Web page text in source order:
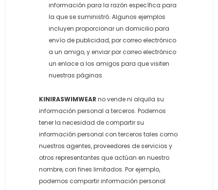
información para la razón específica para
la que se suministró. Algunos ejemplos
incluyen proporcionar un domicilio para
envío de publicidad, por correo electrónico
a un amigo, y enviar por correo electrónico
un enlace a los amigos para que visiten
nuestras páginas.
KINIRASWIMWEAR no vende ni alquila su
información personal a terceros. Podemos
tener la necesidad de compartir su
información personal con terceros tales como
nuestros agentes, proveedores de servicios y
otros representantes que actúan en nuestro
nombre, con fines limitados. Por ejemplo,
podemos compartir información personal